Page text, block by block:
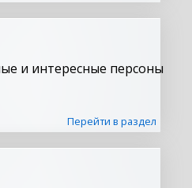
и интересные персоны
Перейти в раздел